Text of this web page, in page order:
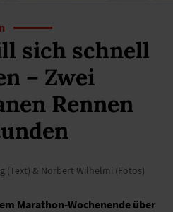
sich schnell
– Zwei
Rennen
(Text) & Norbert Wilhelmi (Fotos)
Marathon-Wochenende über